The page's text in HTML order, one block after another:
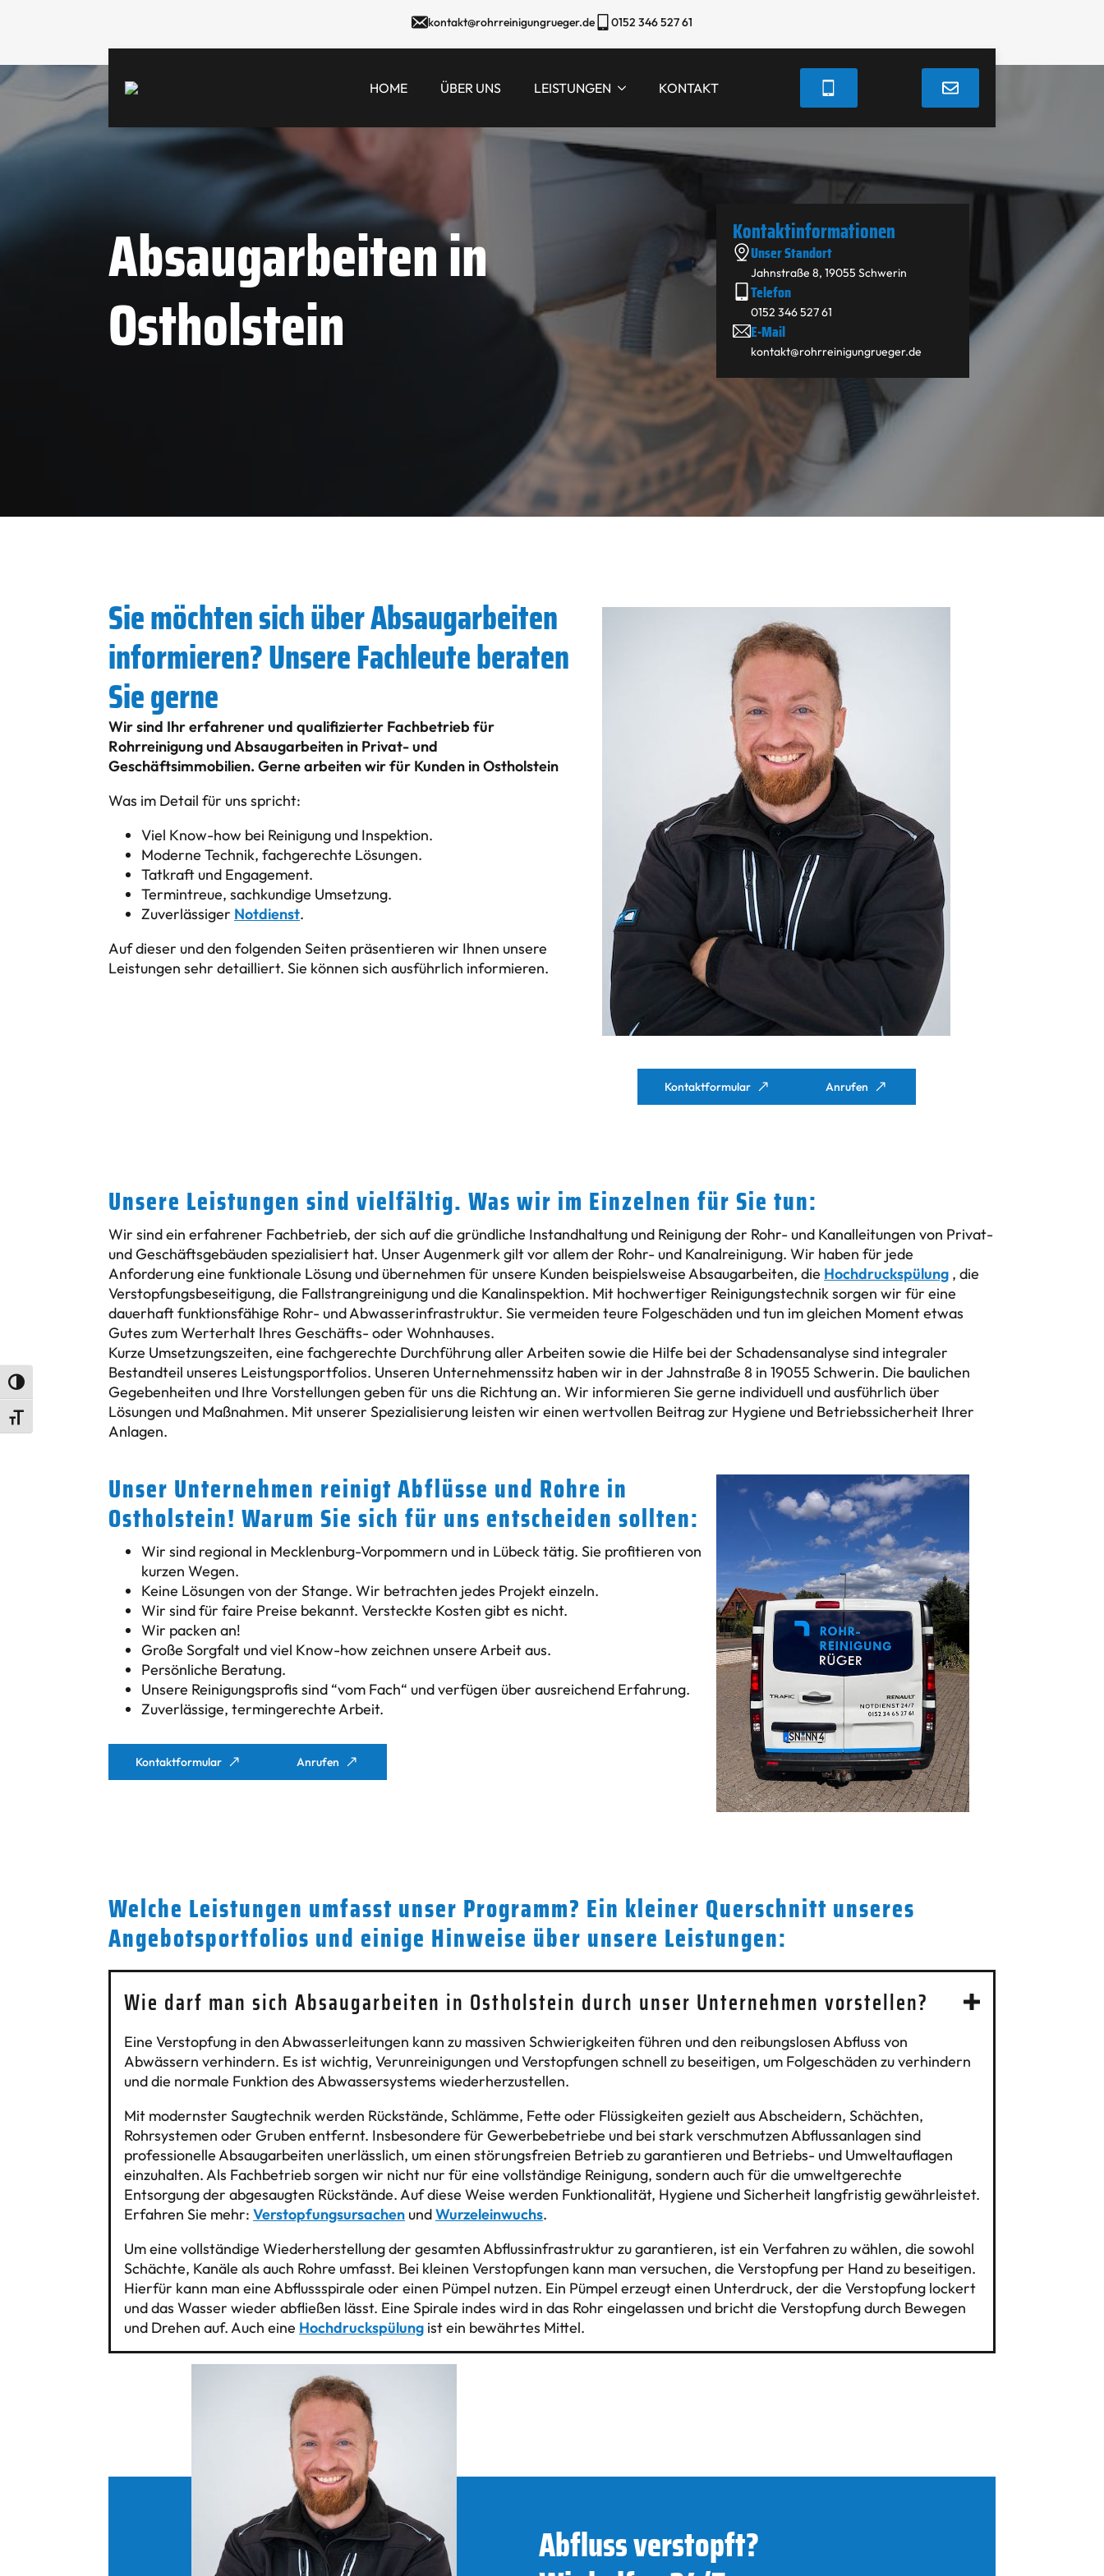
Umschalten auf hohe Kontraste
Schrift vergrößern
kontakt@rohrreinigungrueger.de 0152 346 527 61
HOME ÜBER UNS LEISTUNGEN KONTAKT
Absaugarbeiten in
Ostholstein
Kontakt­informationen
Unser Standort
Jahnstraße 8, 19055 Schwerin
Telefon
0152 346 527 61
E-Mail
kontakt@rohrreinigungrueger.de
Sie möchten sich über Absaugarbeiten
informieren? Unsere Fachleute beraten
Sie gerne
Wir sind Ihr erfahrener und qualifizierter Fachbetrieb für
Rohrreinigung und Absaugarbeiten in Privat- und
Geschäftsimmobilien. Gerne arbeiten wir für Kunden in Ostholstein
Was im Detail für uns spricht:
Viel Know-how bei Reinigung und Inspektion.
Moderne Technik, fachgerechte Lösungen.
Tatkraft und Engagement.
Termintreue, sachkundige Umsetzung.
Zuverlässiger Notdienst.
Auf dieser und den folgenden Seiten präsentieren wir Ihnen unsere
Leistungen sehr detailliert. Sie können sich ausführlich informieren.
Kontaktformular Anrufen
Unsere Leistungen sind vielfältig. Was wir im Einzelnen für Sie tun:
Wir sind ein erfahrener Fachbetrieb, der sich auf die gründliche Instandhaltung und Reinigung der Rohr- und Kanalleitungen von Privat-
und Geschäftsgebäuden spezialisiert hat. Unser Augenmerk gilt vor allem der Rohr- und Kanalreinigung. Wir haben für jede
Anforderung eine funktionale Lösung und übernehmen für unsere Kunden beispielsweise Absaugarbeiten, die Hochdruckspülung , die
Verstopfungsbeseitigung, die Fallstrangreinigung und die Kanalinspektion. Mit hochwertiger Reinigungstechnik sorgen wir für eine
dauerhaft funktionsfähige Rohr- und Abwasserinfrastruktur. Sie vermeiden teure Folgeschäden und tun im gleichen Moment etwas
Gutes zum Werterhalt Ihres Geschäfts- oder Wohnhauses.
Kurze Umsetzungszeiten, eine fachgerechte Durchführung aller Arbeiten sowie die Hilfe bei der Schadensanalyse sind integraler
Bestandteil unseres Leistungsportfolios. Unseren Unternehmenssitz haben wir in der Jahnstraße 8 in 19055 Schwerin. Die baulichen
Gegebenheiten und Ihre Vorstellungen geben für uns die Richtung an. Wir informieren Sie gerne individuell und ausführlich über
Lösungen und Maßnahmen. Mit unserer Spezialisierung leisten wir einen wertvollen Beitrag zur Hygiene und Betriebssicherheit Ihrer
Anlagen.
Unser Unternehmen reinigt Abflüsse und Rohre in
Ostholstein! Warum Sie sich für uns entscheiden sollten:
Wir sind regional in Mecklenburg-Vorpommern und in Lübeck tätig. Sie profitieren von
kurzen Wegen.
Keine Lösungen von der Stange. Wir betrachten jedes Projekt einzeln.
Wir sind für faire Preise bekannt. Versteckte Kosten gibt es nicht.
Wir packen an!
Große Sorgfalt und viel Know-how zeichnen unsere Arbeit aus.
Persönliche Beratung.
Unsere Reinigungsprofis sind “vom Fach“ und verfügen über ausreichend Erfahrung.
Zuverlässige, termingerechte Arbeit.
Kontaktformular Anrufen
Welche Leistungen umfasst unser Programm? Ein kleiner Querschnitt unseres
Angebotsportfolios und einige Hinweise über unsere Leistungen:
Wie darf man sich Absaugarbeiten in Ostholstein durch unser Unternehmen vorstellen?
Eine Verstopfung in den Abwasserleitungen kann zu massiven Schwierigkeiten führen und den reibungslosen Abfluss von
Abwässern verhindern. Es ist wichtig, Verunreinigungen und Verstopfungen schnell zu beseitigen, um Folgeschäden zu verhindern
und die normale Funktion des Abwassersystems wiederherzustellen.
Mit modernster Saugtechnik werden Rückstände, Schlämme, Fette oder Flüssigkeiten gezielt aus Abscheidern, Schächten,
Rohrsystemen oder Gruben entfernt. Insbesondere für Gewerbebetriebe und bei stark verschmutzen Abflussanlagen sind
professionelle Absaugarbeiten unerlässlich, um einen störungsfreien Betrieb zu garantieren und Betriebs- und Umweltauflagen
einzuhalten. Als Fachbetrieb sorgen wir nicht nur für eine vollständige Reinigung, sondern auch für die umweltgerechte
Entsorgung der abgesaugten Rückstände. Auf diese Weise werden Funktionalität, Hygiene und Sicherheit langfristig gewährleistet.
Erfahren Sie mehr: Verstopfungsursachen undWurzeleinwuchs.
Um eine vollständige Wiederherstellung der gesamten Abflussinfrastruktur zu garantieren, ist ein Verfahren zu wählen, die sowohl
Schächte, Kanäle als auch Rohre umfasst. Bei kleinen Verstopfungen kann man versuchen, die Verstopfung per Hand zu beseitigen.
Hierfür kann man eine Abflussspirale oder einen Pümpel nutzen. Ein Pümpel erzeugt einen Unterdruck, der die Verstopfung lockert
und das Wasser wieder abfließen lässt. Eine Spirale indes wird in das Rohr eingelassen und bricht die Verstopfung durch Bewegen
und Drehen auf. Auch eine Hochdruckspülung ist ein bewährtes Mittel.
Abfluss verstopft?